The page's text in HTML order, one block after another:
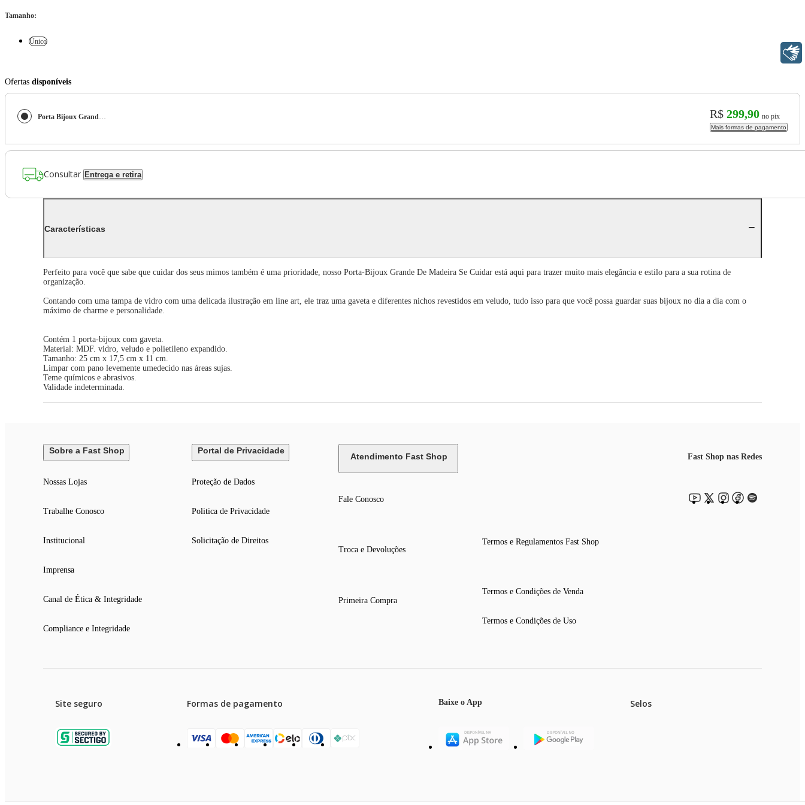
Tamanho:
Único
Ofertas disponíveis
Porta Bijoux Grande de Madeira Se Cuidar R$ 299,90 no pix
Mais formas de pagamento
Consultar Entrega e retira
Características
Perfeito para você que sabe que cuidar dos seus mimos também é uma prioridade, nosso Porta-Bijoux Grande De Madeira Se Cuidar está aqui para trazer muito mais elegância e estilo para a sua rotina de
organização.
Contando com uma tampa de vidro com uma delicada ilustração em line art, ele traz uma gaveta e diferentes nichos revestidos em veludo, tudo isso para que você possa guardar suas bijoux no dia a dia com o
máximo de charme e personalidade.
Contém 1 porta-bijoux com gaveta.
Material: MDF. vidro, veludo e polietileno expandido.
Tamanho: 25 cm x 17,5 cm x 11 cm.
Limpar com pano levemente umedecido nas áreas sujas.
Teme químicos e abrasivos.
Validade indeterminada.
Sobre a Fast Shop
Nossas Lojas
Trabalhe Conosco
Institucional
Imprensa
Canal de Ética & Integridade
Compliance e Integridade
Portal de Privacidade
Proteção de Dados
Politica de Privacidade
Solicitação de Direitos
Atendimento Fast Shop
Fale Conosco
Troca e Devoluções
Primeira Compra
Termos e Regulamentos Fast Shop
Termos e Condições de Venda
Termos e Condições de Uso
Fast Shop nas Redes
Site seguro Formas de pagamento Baixe o App Selos